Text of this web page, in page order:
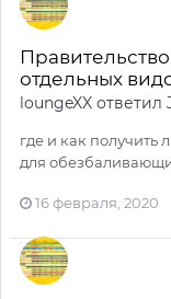
отдельных
loungeXX ответил
где и как получить
для
16 февраля, 2020